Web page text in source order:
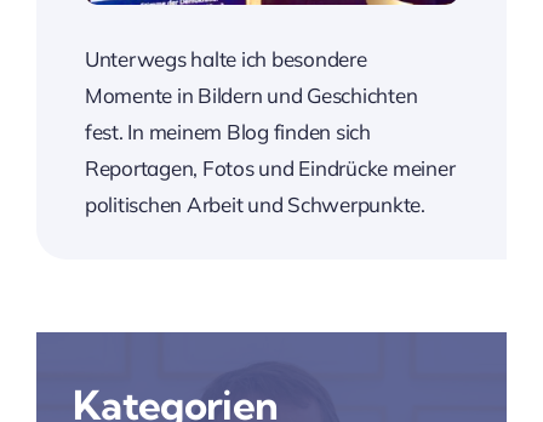
Unterwegs halte ich besondere
Momente in Bildern und Geschichten
fest. In meinem Blog finden sich
Reportagen, Fotos und Eindrücke meiner
politischen Arbeit und Schwerpunkte.
Kategorien